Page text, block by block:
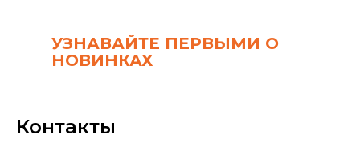
УЗНАВАЙТЕ ПЕРВЫМИ О
НОВИНКАХ
Контакты